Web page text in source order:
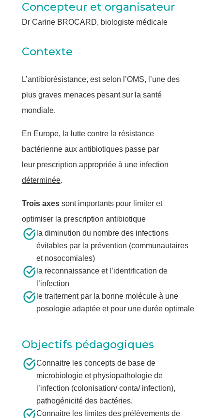
Concepteur et organisateur
Dr Carine BROCARD, biologiste médicale
Contexte
L’antibiorésistance, est selon l’OMS, l’une des
plus graves menaces pesant sur la santé
mondiale.
En Europe, la lutte contre la résistance
bactérienne aux antibiotiques passe par
leur prescription appropriéeà une infection
déterminée.
Trois axessont importants pour limiter et
optimiser la prescription antibiotique
la diminution du nombre des infections
évitables par la prévention (communautaires
et nosocomiales)
la reconnaissance et l’identification de
l’infection
le traitement par la bonne molécule à une
posologie adaptée et pour une durée optimale
Objectifs pédagogiques
Connaitre les concepts de base de
microbiologie et physiopathologie de
l’infection (colonisation/ conta/ infection),
pathogénicité des bactéries.
Connaitre les limites des prélèvements de